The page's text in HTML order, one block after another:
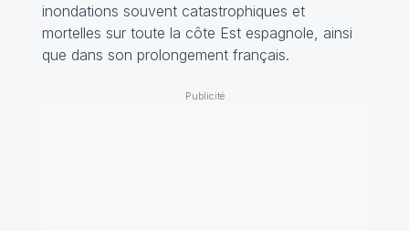
inondations souvent catastrophiques et
mortelles sur toute la côte Est espagnole, ainsi
que dans son prolongement français.